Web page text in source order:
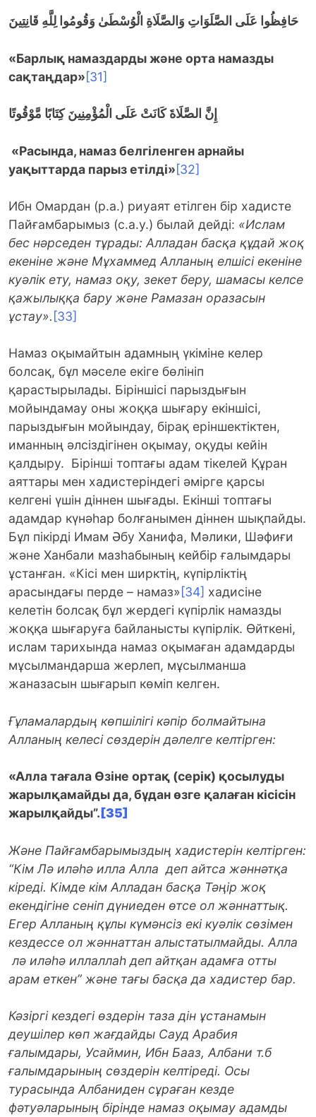
حَافِظُوا عَلَى الصَّلَوَاتِ وَالصَّلَاةِ الْوُسْطَىٰ وَقُومُوا لِلَّهِ قَانِتِينَ
«Барлық намаздарды және орта намазды
сақтаңдар»[31]
إِنَّ الصَّلَاةَ كَانَتْ عَلَى الْمُؤْمِنِينَ كِتَابًا مَّوْقُوتًا
«Расында, намаз белгіленген арнайы
уақыттарда парыз етілді»[32]
Ибн Омардан (р.а.) риуаят етілген бір хадисте
Пайғамбарымыз (с.а.у.) былай дейді: «Ислам
бес нәрседен тұрады: Алладан басқа құдай жоқ
екеніне және Мұхаммед Алланың елшісі екеніне
куәлік ету, намаз оқу, зекет беру, шамасы келсе
қажылыққа бару және Рамазан оразасын
ұстау». [33]
Намаз оқымайтын адамның үкіміне келер
болсақ, бұл мәселе екіге бөлініп
қарастырылады. Біріншісі парыздығын
мойындамау оны жоққа шығару екіншісі,
парыздығын мойындау, бірақ еріншектіктен,
иманның әлсіздігінен оқымау, оқуды кейін
қалдыру. Бірінші топтағы адам тікелей Құран
аяттары мен хадистеріндегі әмірге қарсы
келгені үшін діннен шығады. Екінші топтағы
адамдар күнәһар болғанымен діннен шықпайды.
Бұл пікірді Имам Әбу Ханифа, Мәлики, Шәфиғи
және Ханбали мазһабының кейбір ғалымдары
ұстанған. «Кісі мен ширктің, күпірліктің
арасындағы перде – намаз» [34] хадисіне
келетін болсақ бұл жердегі күпірлік намазды
жоққа шығаруға байланысты күпірлік. Өйткені,
ислам тарихында намаз оқымаған адамдарды
мұсылмандарша жерлеп, мұсылманша
жаназасын шығарып көміп келген.
Ғұламалардың көпшілігі кәпір болмайтына
Алланың келесі сөздерін дәлелге келтірген:
«Алла тағала Өзіне ортақ (серік) қосылуды
жарылқамайды да, бұдан өзге қалаған кісісін
жарылқайды”. [35]
Және Пайғамбарымыздың хадистерін келтірген:
“Кім Лә иләһә илла Алла деп айтса жәннәтқа
кіреді. Кімде кім Алладан басқа Тәңір жоқ
екендігіне сеніп дүниеден өтсе ол жәннаттық.
Егер Алланың құлы күмәнсіз екі куәлік сөзімен
кездессе ол жәннаттан алыстатылмайды. Алла
лә иләһә иллаллаһ деп айтқан адамға отты
арам еткен” және тағы басқа да хадистер бар.
Кәзіргі кездегі өздерін таза дін ұстанамын
деушілер көп жағдайды Сауд Арабия
ғалымдары, Усаймин, Ибн Бааз, Албани т.б
ғалымдарының сөздерін келтіреді. Осы
турасында Албаниден сұраған кезде
фәтуәларының бірінде намаз оқымау адамды